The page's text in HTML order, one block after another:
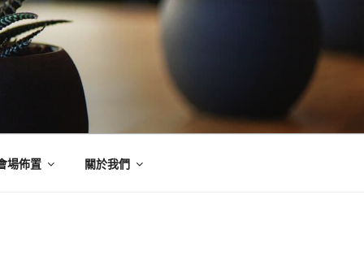
場佈置 關於我們